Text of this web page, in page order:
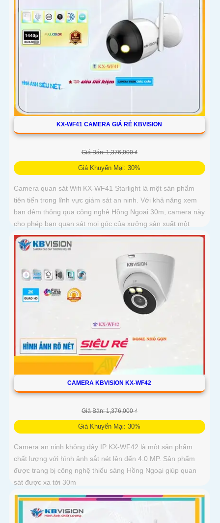
KX-WF41 CAMERA GIÁ RẺ KBVISION
Giá Bán: 1,376,000 ₫
Giá Khuyến Mại: 30%
Camera quan sát Wifi KX-WF41 Starlight là một sản phẩm
tiên tiến trong lĩnh vực giám sát an ninh. Với khả năng xem
ban đêm thông qua công nghệ Hồng Ngoại 30m, camera này
cho phép bạn quan sát mọi góc của xưởng sản xuất một
cách sáng mịn
CAMERA KBVISION KX-WF42
Giá Bán: 1,376,000 ₫
Giá Khuyến Mại: 30%
Camera an ninh không dây IP KX-WF42 là một sản phẩm
chất lượng với hình ảnh sắt nét lên đến 4.0 MP. Sản phẩm
được trang bị công nghệ thiếu sáng Hồng Ngoại giúp quan
sát được xa tới 30m